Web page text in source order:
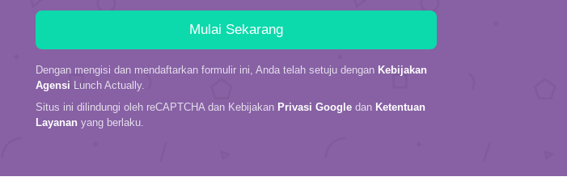
Dengan mengisi dan mendaftarkan formulir ini, Anda telah setuju dengan Kebijakan
Agensi Lunch Actually.
Situs ini dilindungi oleh reCAPTCHA dan Kebijakan Privasi Google dan Ketentuan
Layanan yang berlaku.